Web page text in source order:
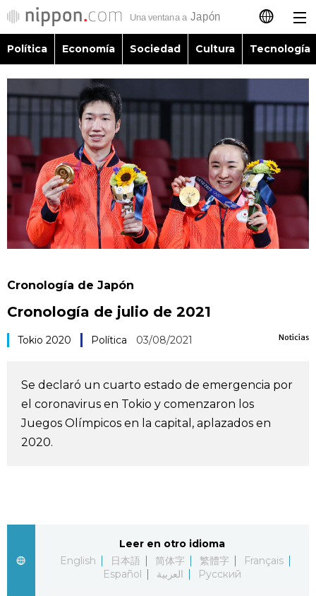
日本語
繁體字
Français
العربية
Política
Economía
Sociedad
Vida
Guía de Japón
Vídeos e imágenes
official SNS
Política Economía Sociedad Cultura Tecnología
Cronología de Japón
Cronología de julio de 2021
Noticias
Tokio 2020 Política 03/08/2021
Se declaró un cuarto estado de emergencia por
el coronavirus en Tokio y comenzaron los
Juegos Olímpicos en la capital, aplazados en
2020.
Leer en otro idioma
English
日本語 简体字 繁體字
Français
Español
العربية Русский